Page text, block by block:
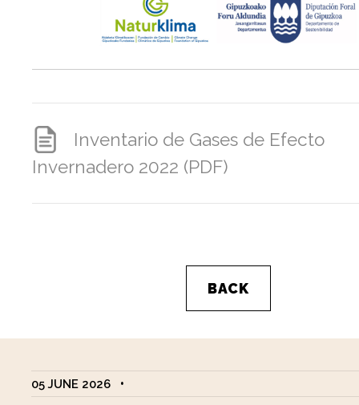
Inventario de Gases de Efecto
Invernadero 2022 (PDF)
BACK
05 JUNE 2026 •